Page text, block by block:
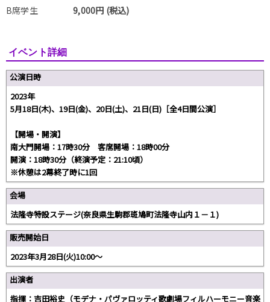
B席学生
9,000円 (税込)
イベント詳細
公演日時
2023年
5月18日(木)、19日(金)、20日(土)、21日(日)［全4日間公演］
【開場・開演】
南大門開場：17時30分 客席開場：18時00分
開演：18時30分（終演予定：21:10頃）
※休憩は2幕終了時に1回
会場
法隆寺特設ステージ(奈良県生駒郡斑鳩町法隆寺山内１－１)
販売開始日
2023年3月28日(火)10:00～
出演者
指揮：吉田裕史（モデナ・パヴァロッティ歌劇場フィルハーモニー音楽